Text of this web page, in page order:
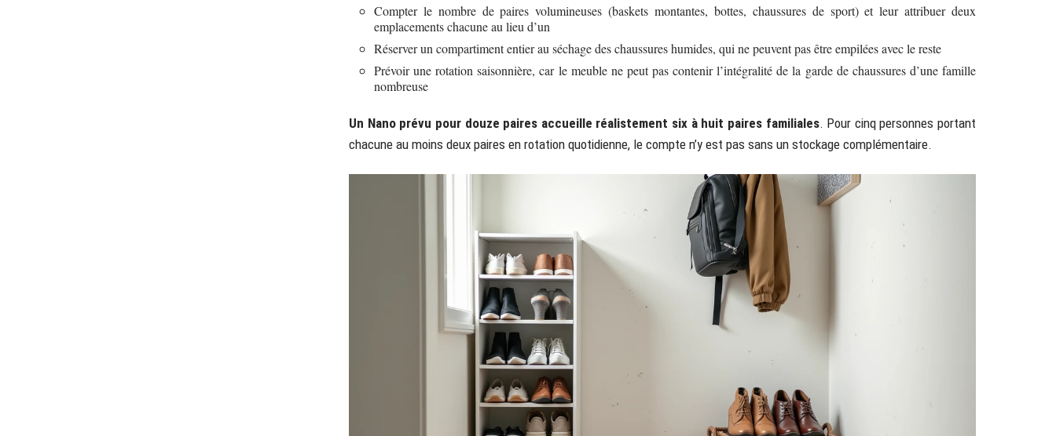
Compter le nombre de paires volumineuses (baskets montantes, bottes, chaussures de sport) et leur attribuer deux
emplacements chacune au lieu d’un
Réserver un compartiment entier au séchage des chaussures humides, qui ne peuvent pas être empilées avec le reste
Prévoir une rotation saisonnière, car le meuble ne peut pas contenir l’intégralité de la garde de chaussures d’une famille
nombreuse
Un Nano prévu pour douze paires accueille réalistement six à huit paires familiales. Pour cinq personnes portant
chacune au moins deux paires en rotation quotidienne, le compte n’y est pas sans un stockage complémentaire.